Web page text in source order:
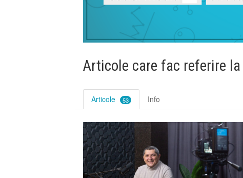
Articole care fac referire la
Articole 53 Info